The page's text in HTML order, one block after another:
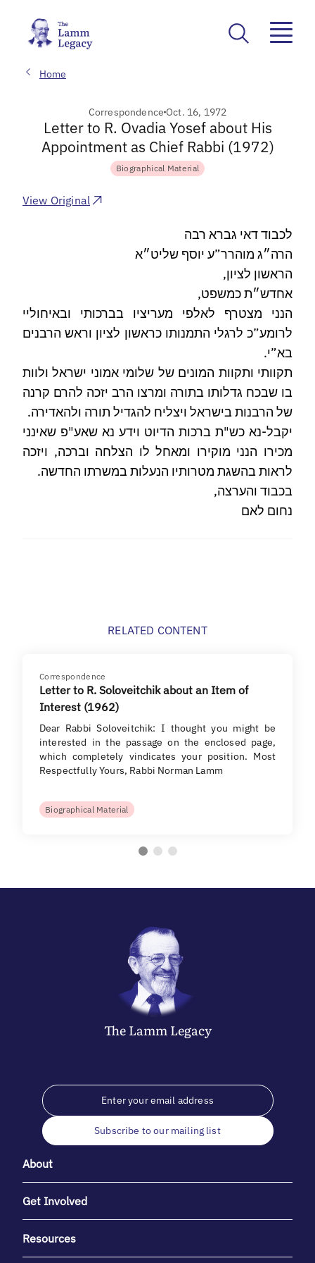
Home
CorrespondenceOct. 16, 1972
Letter to R. Ovadia Yosef about His
Appointment as Chief Rabbi (1972)
Biographical Material
View Original
לכבוד דאי גברא רבה
הרה״ג מוהרר”ע יוסף שליט״א
הראשון לציון,
אחדש״ת כמשפט,
הנני מצטרף לאלפי מעריציו בברכותי ובאיחוליי
לרומע”כ לרגלי התמנותו כראשון לציון וראש הרבנים
בא”י.
תקוותי ותקוות המונים של שלומי אמוני ישראל ולוות
בו שבכח גדלותו בתורה ומרצו הרב יזכה להרם קרנה
של הרבנות בישראל ויצליח להגדיל תורה ולהאדירה.
יקבל-נא כש"ת ברכות הדיוט וידע נא שאע"פ שאינני
מכירו הנני מוקירו ומאחל לו הצלחה וברכה, ויזכה
לראות בהשגת מטרותיו הנעלות במשרתו החדשה.
בכבוד והערצה,
נחום לאם
RELATED CONTENT
Correspondence
Letter to R. Soloveitchik about an Item of
Interest (1962)
Dear Rabbi Soloveitchik: I thought you might be
interested in the passage on the enclosed page,
which completely vindicates your position. Most
Respectfully Yours, Rabbi Norman Lamm
Biographical Material
The LammLegacy
Subscribe to our mailing list
About
Get Involved
Resources